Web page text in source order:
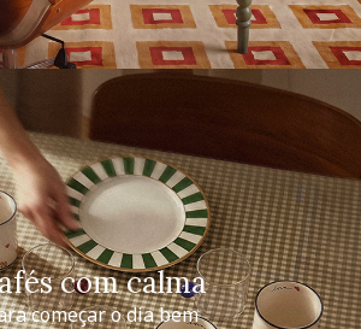
com calma
começar o dia bem